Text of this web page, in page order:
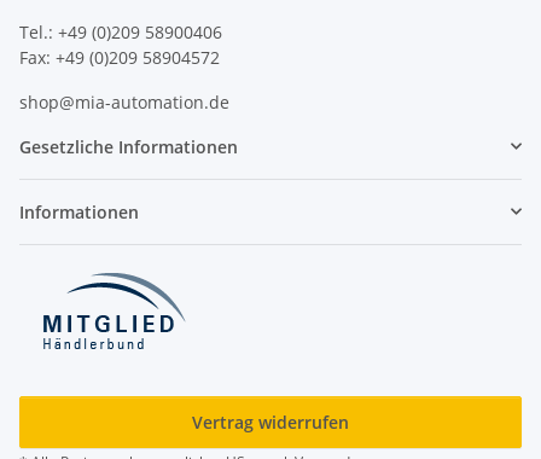
Tel.: +49 (0)209 58900406
Fax: +49 (0)209 58904572
shop@mia-automation.de
Gesetzliche Informationen
Informationen
Vertrag widerrufen